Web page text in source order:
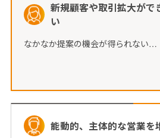
新規顧客や取引拡大がで
い
なかなか提案の機会が得られない…
能動的、主体的な営業を